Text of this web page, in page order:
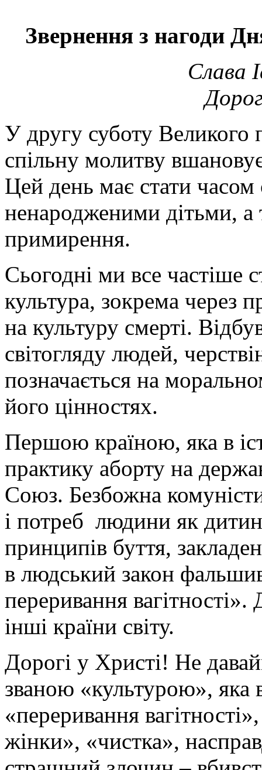
Звернення з нагоди
Слава
У другу суботу Великого
спільну молитву
Цей день має стати
ненародженими дітьми,
примирення.
Сьогодні ми все частіше
культура, зокрема через
на культуру смерті.
світогляду людей,
позначається на
його цінностях.
Першою країною, яка в
практику аборту на
Союз. Безбожна
і потреб людини як
принципів буття,
в людський закон
переривання
інші країни світу.
Дорогі у Христі! Не
званою «культурою», яка
«переривання
жінки», «чистка»,